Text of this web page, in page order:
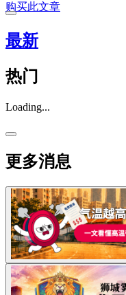
购买此文章
最新
热门
Loading...
更多消息